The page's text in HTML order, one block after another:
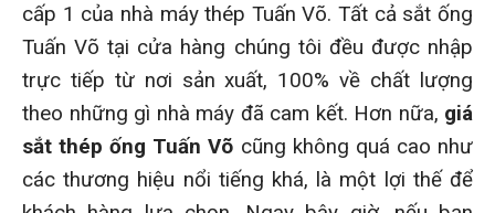
cấp 1 của nhà máy thép Tuấn Võ. Tất cả sắt ống
Tuấn Võ tại cửa hàng chúng tôi đều được nhập
trực tiếp từ nơi sản xuất, 100% về chất lượng
theo những gì nhà máy đã cam kết. Hơn nữa, giá
sắt thép ống Tuấn Võ cũng không quá cao như
các thương hiệu nổi tiếng khá, là một lợi thế để